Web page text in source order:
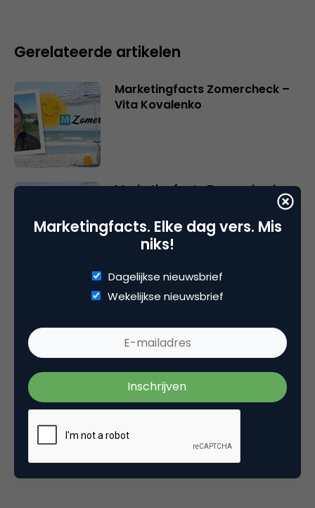
Gerelateerde artikelen
Marketingfacts Zomercheck –
Vita Kovalenko
Marketingfacts Zomercheck –
Online casino’s krijgen nieuwe
vergunning: wat verandert er?
Marketingfacts Zomercheck –
Roel Stavorinus
Marketingfacts. Elke dag vers. Mis
niks!
Dagelijkse nieuwsbrief
Wekelijkse nieuwsbrief